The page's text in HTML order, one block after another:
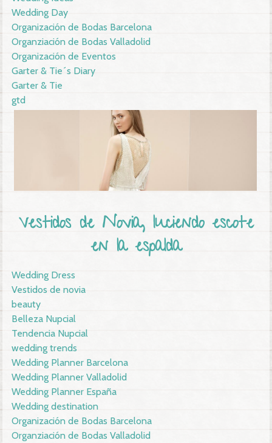
Wedding Day
Organización de Bodas Barcelona
Organziación de Bodas Valladolid
Organización de Eventos
Garter & Tie´s Diary
Garter & Tie
gtd
Vestidos de Novia, luciendo escote
en la espalda
Wedding Dress
Vestidos de novia
beauty
Belleza Nupcial
Tendencia Nupcial
wedding trends
Wedding Planner Barcelona
Wedding Planner Valladolid
Wedding Planner España
Wedding destination
Organización de Bodas Barcelona
Organziación de Bodas Valladolid